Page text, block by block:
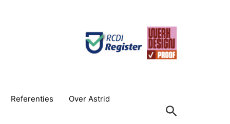
Referenties Over Astrid
Zoeken